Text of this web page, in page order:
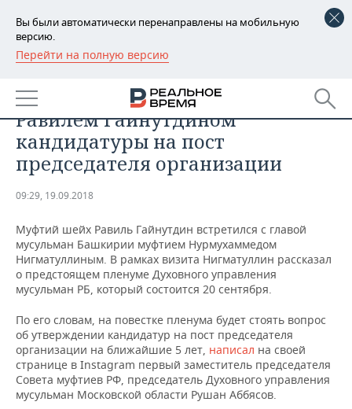
Вы были автоматически перенаправлены на мобильную
версию.
Перейти на полную версию
РЕГИОНЫ
БАШКОРТОСТАН
ТАТАРСТАН
УДМУРТИЯ
НОВОСТИ
АНАЛИТИКА
НОВОСТИ АНАЛИТИКИ
ДЕКЛАРАЦИИ О ДОХОДАХ
КОРОЛИ ГОСЗАКАЗА ПФО
ВУЗЫ ТАТАРСТАНА
ТОРГОВЫЕ ЦЕНТРЫ
ТАТАРСТАНА
ЭКОНОМИКА
НОВОСТИ ЭКОНОМИКИ
ФИНАНСЫ
БАНКИ
ИНВЕСТИЦИИ
ПРОМЫШЛЕННОСТЬ
НОВОСТИ
ПРОМЫШЛЕННОСТИ
АГРОПРОМ
МАШИНОСТРОЕНИЕ
НЕФТЕХИМИЯ
НЕФТЬ
НЕДВИЖИМОСТЬ
НОВОСТИ НЕДВИЖИМОСТИ
АВТО
НОВОСТИ БИЗНЕСА
РОЗНИЧНАЯ ТОРГОВЛЯ
ТЕХНОЛОГИИ
НОВОСТИ ТЕХНОЛОГИЙ
МЕРОПРИЯТИЯ
Глава ДУМ Башкирии обсудил с
Равилем Гайнутдином
кандидатуры на пост
председателя организации
09:29, 19.09.2018
Муфтий шейх Равиль Гайнутдин встретился с главой
мусульман Башкирии муфтием Нурмухаммедом
Нигматуллиным. В рамках визита Нигматуллин рассказал
о предстоящем пленуме Духовного управления
мусульман РБ, который состоится 20 сентября.
По его словам, на повестке пленума будет стоять вопрос
об утверждении кандидатур на пост председателя
организации на ближайшие 5 лет, написал на своей
странице в Instagram первый заместитель председателя
Совета муфтиев РФ, председатель Духовного управления
мусульман Московской области Рушан Аббясов.